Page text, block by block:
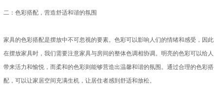
二：色彩搭配，营造舒适和谐的氛围
家具的色彩搭配是摆放中不可忽视的要素。色彩可以影响人们的情绪和感受，因此
在摆放家具时，我们需要注意家具与房间的整体色调相协调。明亮的色彩可以给人
带来活力和愉悦，而柔和的色彩则能够营造出温馨和谐的氛围。通过合理的色彩搭
配，可以让家居空间充满生机，让居住者感到舒适和放松。